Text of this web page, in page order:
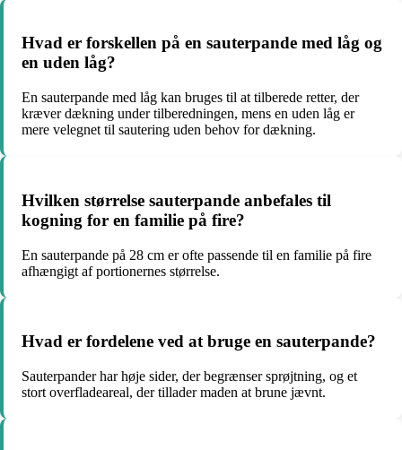
Hvad er forskellen på en sauterpande med låg og
en uden låg?
En sauterpande med låg kan bruges til at tilberede retter, der
kræver dækning under tilberedningen, mens en uden låg er
mere velegnet til sautering uden behov for dækning.
Hvilken størrelse sauterpande anbefales til
kogning for en familie på fire?
En sauterpande på 28 cm er ofte passende til en familie på fire
afhængigt af portionernes størrelse.
Hvad er fordelene ved at bruge en sauterpande?
Sauterpander har høje sider, der begrænser sprøjtning, og et
stort overfladeareal, der tillader maden at brune jævnt.